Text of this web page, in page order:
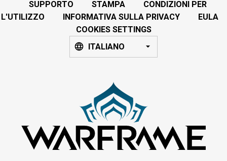
SUPPORTO STAMPA
CONDIZIONI PER
L'UTILIZZO
INFORMATIVA SULLA PRIVACY
EULA
COOKIES SETTINGS
ITALIANO